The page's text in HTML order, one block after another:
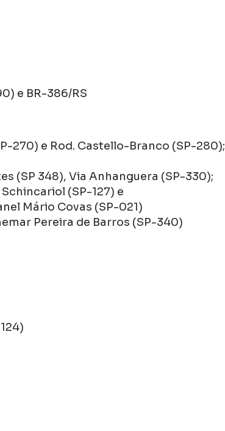
e BR-386/RS
270) e Rod. Castello-Branco (SP-280);
(SP 348), Via Anhanguera (SP-330);
(SP-127) e
Mário Covas (SP-021)
Pereira de Barros (SP-340)